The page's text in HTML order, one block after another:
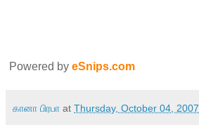
Powered by eSnips.com
கானா பிரபா at Thursday, October 04, 2007